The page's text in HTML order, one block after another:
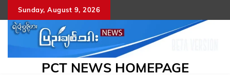
to
content
Sunday, August 9, 2026
PCT NEWS HOMEPAGE